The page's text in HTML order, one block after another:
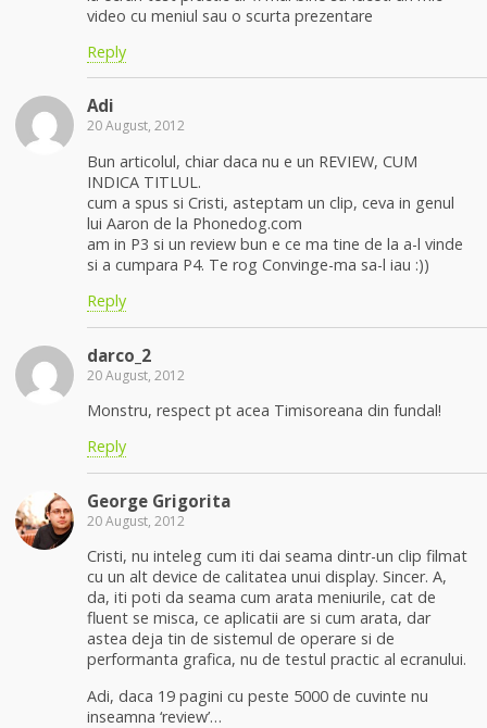
video cu meniul sau o scurta prezentare
Reply
Adi
20 August, 2012
Bun articolul, chiar daca nu e un REVIEW, CUM
INDICA TITLUL.
cum a spus si Cristi, asteptam un clip, ceva in genul
lui Aaron de la Phonedog.com
am in P3 si un review bun e ce ma tine de la a-l vinde
si a cumpara P4. Te rog Convinge-ma sa-l iau :))
Reply
darco_2
20 August, 2012
Monstru, respect pt acea Timisoreana din fundal!
Reply
George Grigorita
20 August, 2012
Cristi, nu inteleg cum iti dai seama dintr-un clip filmat
cu un alt device de calitatea unui display. Sincer. A,
da, iti poti da seama cum arata meniurile, cat de
fluent se misca, ce aplicatii are si cum arata, dar
astea deja tin de sistemul de operare si de
performanta grafica, nu de testul practic al ecranului.
Adi, daca 19 pagini cu peste 5000 de cuvinte nu
inseamna ‘review’…